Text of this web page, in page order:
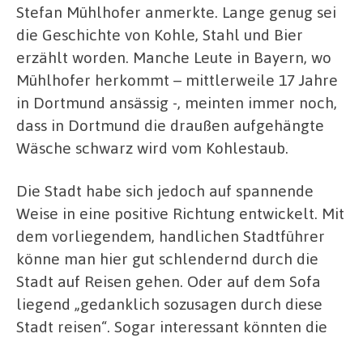
Stefan Mühlhofer anmerkte. Lange genug sei
die Geschichte von Kohle, Stahl und Bier
erzählt worden. Manche Leute in Bayern, wo
Mühlhofer herkommt – mittlerweile 17 Jahre
in Dortmund ansässig -, meinten immer noch,
dass in Dortmund die draußen aufgehängte
Wäsche schwarz wird vom Kohlestaub.
Die Stadt habe sich jedoch auf spannende
Weise in eine positive Richtung entwickelt. Mit
dem vorliegendem, handlichen Stadtführer
könne man hier gut schlendernd durch die
Stadt auf Reisen gehen. Oder auf dem Sofa
liegend „gedanklich sozusagen durch diese
Stadt reisen“. Sogar interessant könnten die